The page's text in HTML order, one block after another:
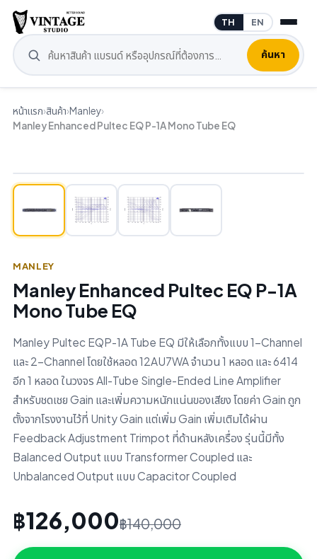
ค้นหา
TH EN
หน้าแรก›สินค้า›Manley›
Manley Enhanced Pultec EQ P-1A Mono Tube EQ
MANLEY
Manley Enhanced Pultec EQ P-1A
Mono Tube EQ
Manley Pultec EQP-1A Tube EQ มีให้เลือกทั้งแบบ 1-Channel
และ 2-Channel โดยใช้หลอด 12AU7WA จำนวน 1 หลอด และ 6414
อีก 1 หลอด ในวงจร All-Tube Single-Ended Line Amplifier
สำหรับชดเชย Gain และเพิ่มความหนักแน่นของเสียง โดยค่า Gain ถูก
ตั้งจากโรงงานไว้ที่ Unity Gain แต่เพิ่ม Gain เพิ่มเติมได้ผ่าน
Feedback Adjustment Trimpot ที่ด้านหลังเครื่อง รุ่นนี้มีทั้ง
Balanced Output แบบ Transformer Coupled และ
Unbalanced Output แบบ Capacitor Coupled
฿126,000฿140,000